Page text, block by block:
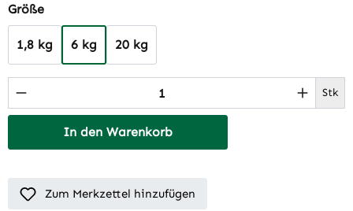
Größeauswählen
1,8 kg 6 kg 20 kg
Produkt Anzahl: Gib den gewünschten Stk
In den Warenkorb
Zum Merkzettel hinzufügen